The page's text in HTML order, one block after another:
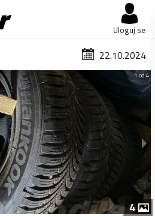
Uloguj se
22.10.2024
1 od 4
4